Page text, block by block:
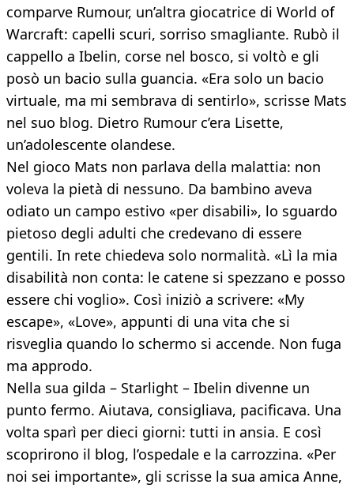
comparve Rumour, un’altra giocatrice di World of
Warcraft: capelli scuri, sorriso smagliante. Rubò il
cappello a Ibelin, corse nel bosco, si voltò e gli
posò un bacio sulla guancia. «Era solo un bacio
virtuale, ma mi sembrava di sentirlo», scrisse Mats
nel suo blog. Dietro Rumour c’era Lisette,
un’adolescente olandese.
Nel gioco Mats non parlava della malattia: non
voleva la pietà di nessuno. Da bambino aveva
odiato un campo estivo «per disabili», lo sguardo
pietoso degli adulti che credevano di essere
gentili. In rete chiedeva solo normalità. «Lì la mia
disabilità non conta: le catene si spezzano e posso
essere chi voglio». Così iniziò a scrivere: «My
escape», «Love», appunti di una vita che si
risveglia quando lo schermo si accende. Non fuga
ma approdo.
Nella sua gilda – Starlight – Ibelin divenne un
punto fermo. Aiutava, consigliava, pacificava. Una
volta sparì per dieci giorni: tutti in ansia. E così
scoprirono il blog, l’ospedale e la carrozzina. «Per
noi sei importante», gli scrisse la sua amica Anne,